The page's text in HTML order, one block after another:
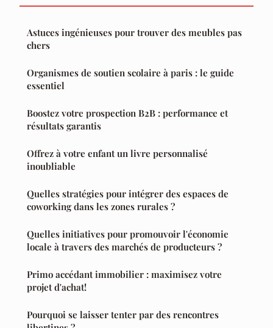
Astuces ingénieuses pour trouver des meubles pas
chers
Organismes de soutien scolaire à paris : le guide
essentiel
Boostez votre prospection B2B : performance et
résultats garantis
Offrez à votre enfant un livre personnalisé
inoubliable
Quelles stratégies pour intégrer des espaces de
coworking dans les zones rurales ?
Quelles initiatives pour promouvoir l'économie
locale à travers des marchés de producteurs ?
Primo accédant immobilier : maximisez votre
projet d'achat!
Pourquoi se laisser tenter par des rencontres